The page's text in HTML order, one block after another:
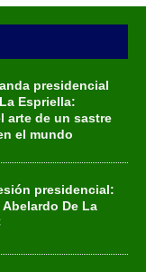
presidencial
Espriella:
arte de un sastre
el mundo
presidencial:
De La